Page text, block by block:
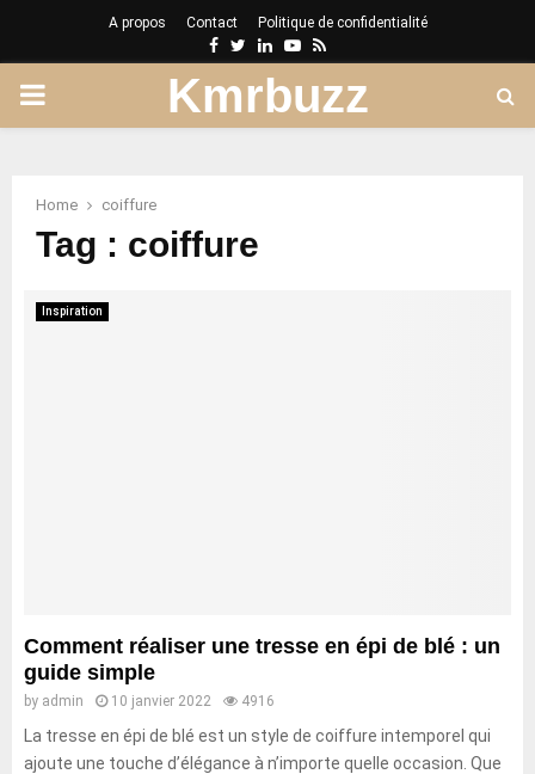
A propos Contact Politique de confidentialité
Facebook
Twitter
LinkedinYoutube
Rss
PRIMARY
Kmrbuzz
Home coiffure
Tag : coiffure
Inspiration
Comment réaliser une tresse en épi de blé : un
guide simple
by admin 10 janvier 2022 4916
La tresse en épi de blé est un style de coiffure intemporel qui
ajoute une touche d’élégance à n’importe quelle occasion. Que